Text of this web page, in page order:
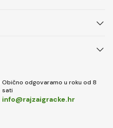
Obično odgovaramo u roku od 8
sati
info@rajzaigracke.hr